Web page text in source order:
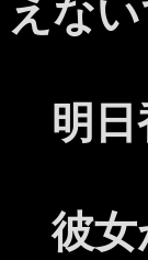
えない
明日
彼女